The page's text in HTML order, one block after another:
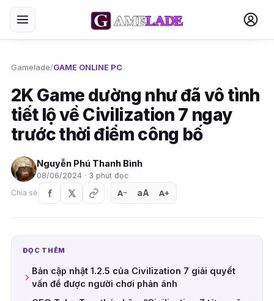
Gamelade/GAME ONLINE PC
2K Game dường như đã vô tình
tiết lộ về Civilization 7 ngay
trước thời điểm công bố
Nguyễn Phú Thanh Bình
08/06/2024 · 3 phút đọc
Chia sẻ
A− aA A+
ĐỌC THÊM
Bản cập nhật 1.2.5 của Civilization 7 giải quyết
vấn đề được người chơi phản ánh